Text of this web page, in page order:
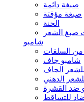
صبغة دائمة
صبغة مؤقتة
الحنة
صبغ الشعر
شامبو
السلفات
شامبو جاف
الجاف
الدهني
ضد القشرة
للتساقط